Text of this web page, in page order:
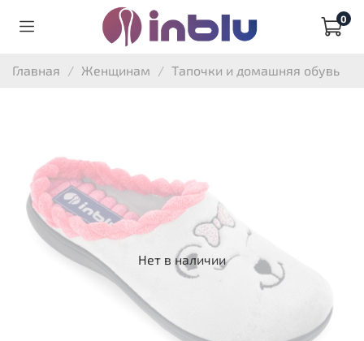
0
Главная Женщинам Тапочки и домашняя обувь
Нет в наличии